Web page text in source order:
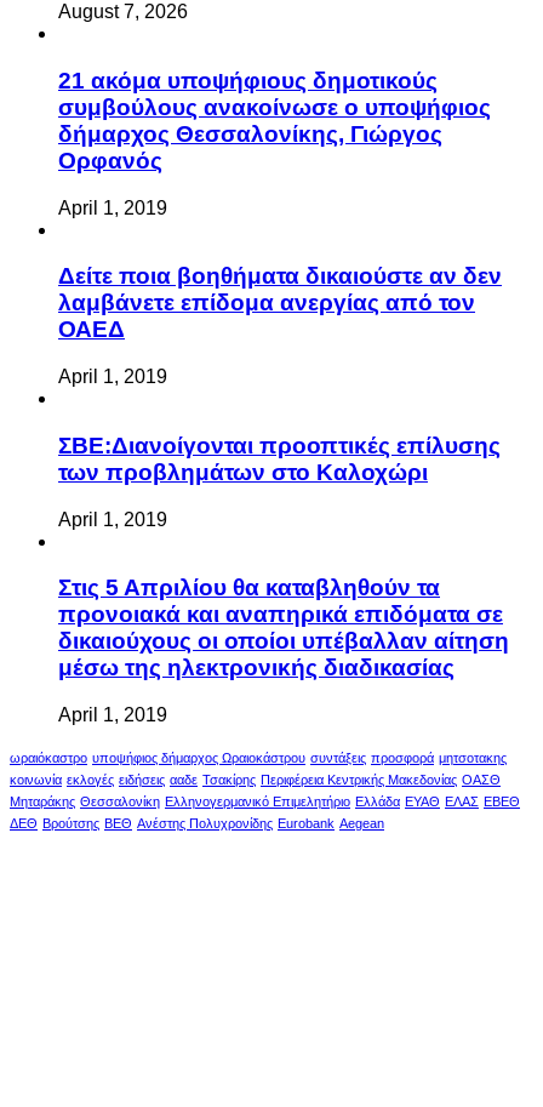
August 7, 2026
21 ακόμα υποψήφιους δημοτικούς
συμβούλους ανακοίνωσε ο υποψήφιος
δήμαρχος Θεσσαλονίκης, Γιώργος
Ορφανός
April 1, 2019
Δείτε ποια βοηθήματα δικαιούστε αν δεν
λαμβάνετε επίδομα ανεργίας από τον
ΟΑΕΔ
April 1, 2019
ΣΒΕ:Διανοίγονται προοπτικές επίλυσης
των προβλημάτων στο Καλοχώρι
April 1, 2019
Στις 5 Απριλίου θα καταβληθούν τα
προνοιακά και αναπηρικά επιδόματα σε
δικαιούχους οι οποίοι υπέβαλλαν αίτηση
μέσω της ηλεκτρονικής διαδικασίας
April 1, 2019
ωραιόκαστρο υποψήφιος δήμαρχος Ωραιοκάστρου συντάξεις προσφορά μητσοτακης
κοινωνία εκλογές ειδήσεις ααδε Τσακίρης Περιφέρεια Κεντρικής Μακεδονίας ΟΑΣΘ
Μηταράκης Θεσσαλονίκη Ελληνογερμανικό Επιμελητήριο Ελλάδα ΕΥΑΘ ΕΛΑΣ ΕΒΕΘ
ΔΕΘ Βρούτσης ΒΕΘ Ανέστης Πολυχρονίδης Eurobank Aegean